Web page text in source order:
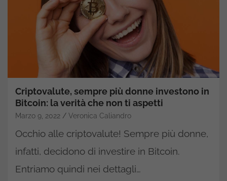
Criptovalute, sempre più donne investono in
Bitcoin: la verità che non ti aspetti
Marzo 9, 2022 Veronica Caliandro
Occhio alle criptovalute! Sempre più donne,
infatti, decidono di investire in Bitcoin.
Entriamo quindi nei dettagli…